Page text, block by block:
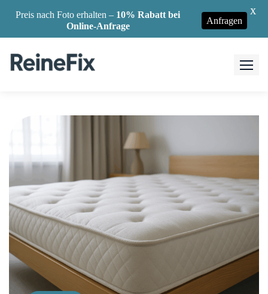
Preis nach Foto erhalten – 10% Rabatt bei
Online-Anfrage
Anfragen
X